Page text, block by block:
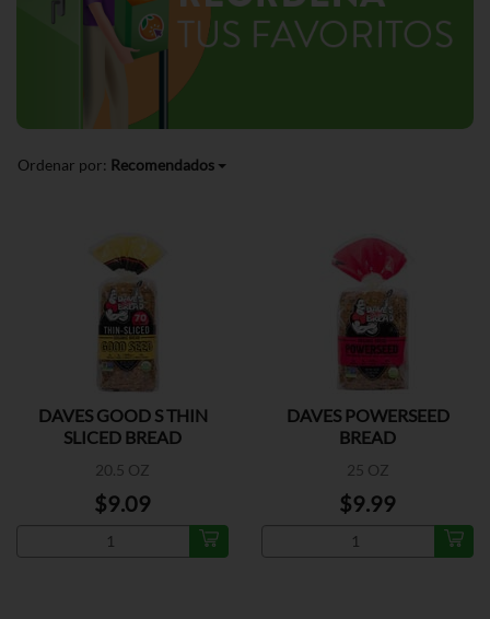
Ordenar por: Recomendados
DAVES GOOD S THIN
SLICED BREAD
20.5 OZ
$9.09
DAVES POWERSEED
BREAD
25 OZ
$9.99